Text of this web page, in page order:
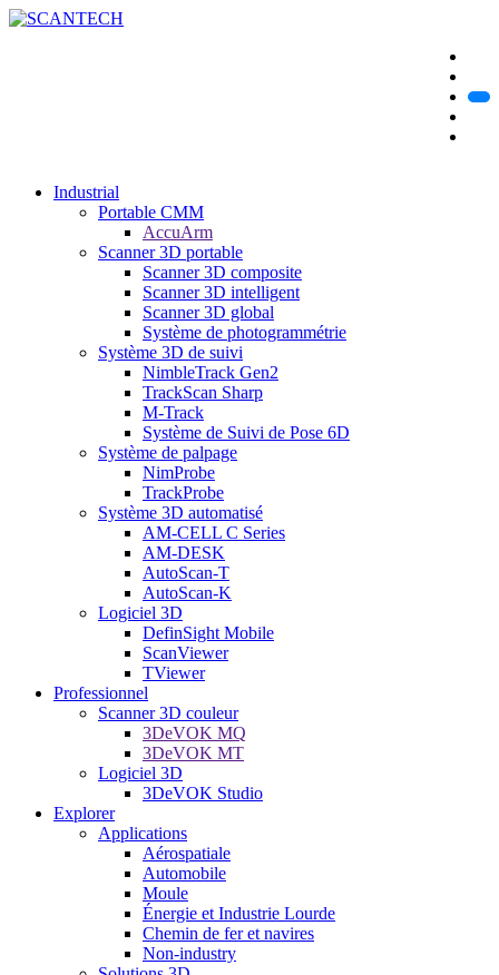
Industrial
Portable CMM
AccuArm
Scanner 3D portable
Scanner 3D composite
Scanner 3D intelligent
Scanner 3D global
Système de photogrammétrie
Système 3D de suivi
NimbleTrack Gen2
TrackScan Sharp
M-Track
Système de Suivi de Pose 6D
Système de palpage
NimProbe
TrackProbe
Système 3D automatisé
AM-CELL C Series
AM-DESK
AutoScan-T
AutoScan-K
Logiciel 3D
DefinSight Mobile
ScanViewer
TViewer
Professionnel
Scanner 3D couleur
3DeVOK MQ
3DeVOK MT
Logiciel 3D
3DeVOK Studio
Explorer
Applications
Aérospatiale
Automobile
Moule
Énergie et Industrie Lourde
Chemin de fer et navires
Non-industry